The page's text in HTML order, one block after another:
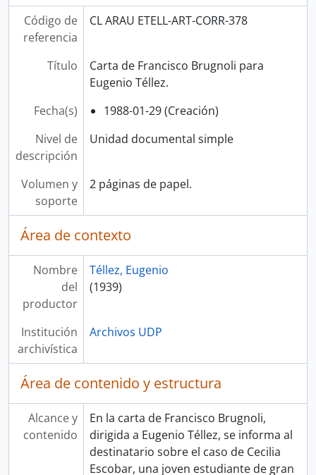
Código de
referencia
CL ARAU ETELL-ART-CORR-378
Título
Carta de Francisco Brugnoli para
Eugenio Téllez.
Fecha(s)
1988-01-29 (Creación)
Nivel de
descripción
Unidad documental simple
Volumen y
soporte
2 páginas de papel.
Área de contexto
Nombre
del
productor
Téllez, Eugenio
(1939)
Institución
archivística
Archivos UDP
Área de contenido y estructura
Alcance y
contenido
En la carta de Francisco Brugnoli,
dirigida a Eugenio Téllez, se informa al
destinatario sobre el caso de Cecilia
Escobar, una joven estudiante de gran